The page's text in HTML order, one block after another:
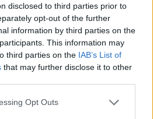
disclosed to third parties prior to
opt-out of the further
information by third parties on the
This information may
third parties on the IAB’s List of
that may further disclose it to other
Opt Outs